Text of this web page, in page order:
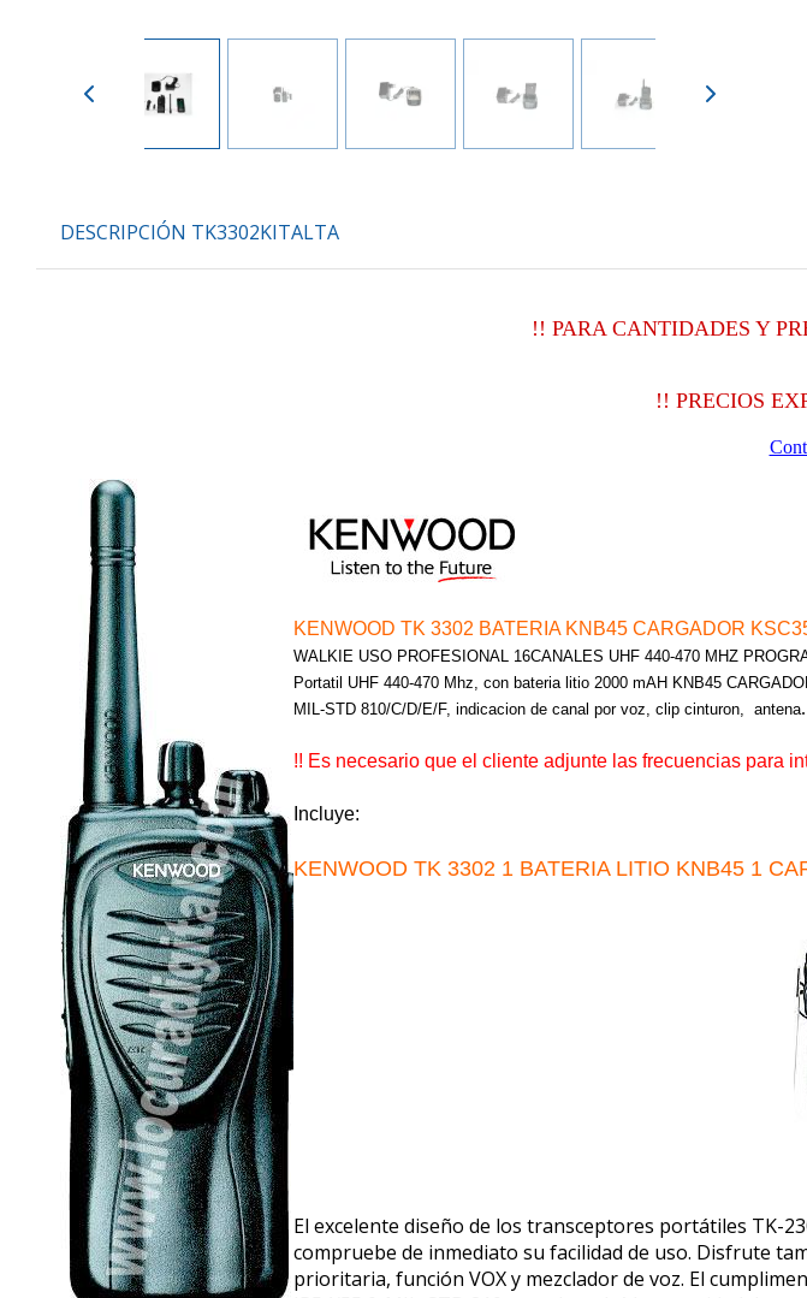
DESCRIPCIÓN TK3302KITALTA
!! PARA CANTIDADES Y
!! PRECIOS
KENWOOD TK 3302 BATERIA KNB45 CARGADOR
WALKIE USO PROFESIONAL 16CANALES UHF 440-470 MHZ
Portatil UHF 440-470 Mhz, con bateria litio 2000 mAH KNB45
MIL-STD 810/C/D/E/F, indicacion de canal por voz, clip cinturon, antena.
!! Es necesario que el cliente adjunte las frecuencias para
Incluye:
KENWOOD TK 3302 1 BATERIA LITIO KNB45 1
El excelente diseño de los transceptores portátiles TK-
compruebe de inmediato su facilidad de uso. Disfrute
prioritaria, función VOX y mezclador de voz. El